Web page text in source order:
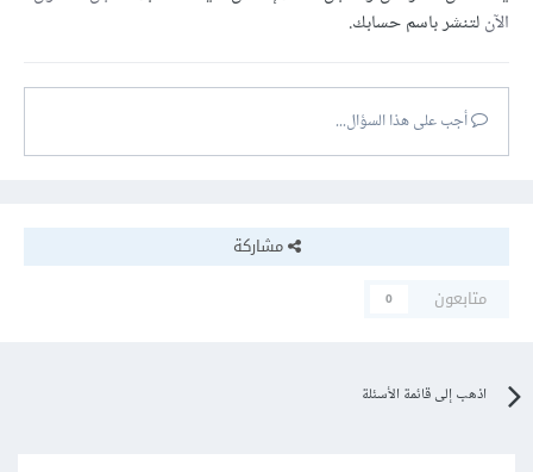
الآنلتنشر باسم حسابك.
أجب على هذا السؤال...
مشاركة
متابعون
0
اذهب إلى قائمة الأسئلة